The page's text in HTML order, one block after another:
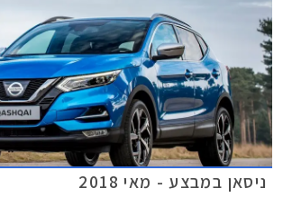
ניסאן במבצע - מאי 2018